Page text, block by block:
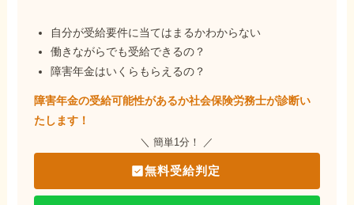
自分が受給要件に当てはまるかわからない
働きながらでも受給できるの？
障害年金はいくらもらえるの？
障害年金の受給可能性があるか社会保険労務士が診断い
たします！
＼ 簡単1分！ ／
無料受給判定